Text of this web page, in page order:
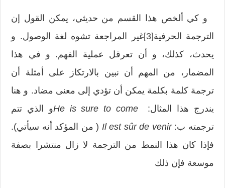
و كي ألخص هذا القسم من حديثي، يمكن القول إن
الترجمة الحرفية[3]
غير المراجعة تشوه لغة الوصول. و
يحدث، كذلك، و أن تعرقل عملية الفهم. و في هذا
المضمار، من المهم أن نبين بالارتكاز على أمثلة أن
ترجمة كلمة بكلمة يمكن أن تؤدي إلى معنى مضاد. و هنا
يندرج هذا المثال:He is sure to comeو الذي تتم
ترجمته ب:
Il est sûr de venir
( من المؤكد أنه سيأتي).
فإذا كان هذا النمط من الترجمة لا زال منتشرا بصفة
موسعة فإن ذلك